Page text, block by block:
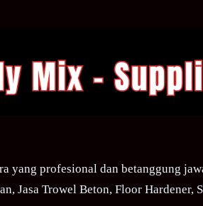
yang profesional dan betanggung
Jasa Trowel Beton, Floor Hardener,